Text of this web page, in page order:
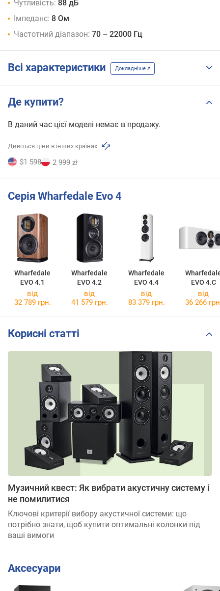
Чутливість: 88 дБ
Імпеданс: 8 Ом
Частотний діапазон: 70 – 22000 Гц
Всі характеристики Докладніше
Де купити?
В даний час цієї моделі немає в продажу.
Дивіться ціни в інших країнах
$1 598 2 999 zł
Серія Wharfedale Evo 4
Wharfedale
EVO 4.1
Wharfedale
EVO 4.2
Wharfedale
EVO 4.4
EVO 4.C
від
32 789 грн.
від
41 579 грн.
від
83 379 грн.
від
36 266
Корисні статті
Музичний квест: Як вибрати акустичну систему і
не помилитися
Ключові критерії вибору акустичної системи: що
потрібно знати, щоб купити оптимальні колонки під
ваші вимоги
Аксесуари